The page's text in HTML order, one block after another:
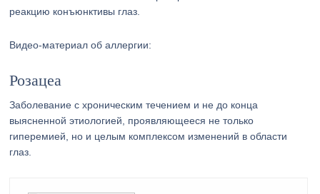
реакцию конъюнктивы глаз.
Видео-материал об аллергии:
Розацеа
Заболевание с хроническим течением и не до конца
выясненной этиологией, проявляющееся не только
гиперемией, но и целым комплексом изменений в области
глаз.